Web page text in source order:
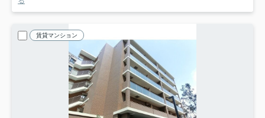
賃貸マンション